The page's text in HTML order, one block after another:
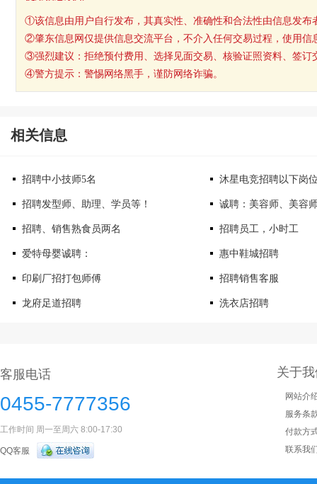
①该信息由用户自行发布，其真实性、准确性和合法性由信息发布
②肇东信息网仅提供信息交流平台，不介入任何交易过程，使用信
③强烈建议：拒绝预付费用、选择见面交易、核验证照资料、签订
④警方提示：警惕网络黑手，谨防网络诈骗。
相关信息
招聘中小技师5名 沐星电竞招聘以下岗
招聘发型师、助理、学员等！ 诚聘：美容师、美容
招聘、销售熟食员两名 招聘员工，小时工
爱特母婴诚聘： 惠中鞋城招聘
印刷厂招打包师傅 招聘销售客服
龙府足道招聘 洗衣店招聘
客服电话
0455-7777356
工作时间 周一至周六 8:00-17:30
QQ客服
关于
网站介
服务条
付款方
联系我